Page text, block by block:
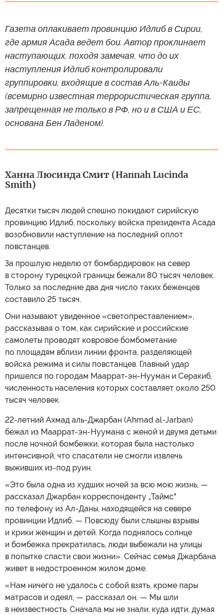
Газета оплакивает провинцию Идлиб в Сирии,
где армия Асада ведет бои. Автор проклинает
наступающих, походя замечая, что до их
наступления Идлиб контролировали
группировки, входящие в состав Аль-Каиды
(всемирно известная террористическая группа,
запрещенная не только в РФ, но и в США и ЕС,
основана Бен Ладеном).
Ханна Люсинда Смит (Hannah Lucinda
Smith)
Десятки тысяч людей спешно покидают сирийскую
провинцию Идлиб, поскольку войска президента Асада
возобновили наступление на последний оплот
повстанцев.
За прошлую неделю от бомбардировок на север
в сторону турецкой границы бежали 80 тысяч человек.
Только за последние два дня число таких беженцев
составило 25 тысяч.
Они называют увиденное «светопреставлением»,
рассказывая о том, как сирийские и российские
самолеты проводят ковровое бомбометание
по площадям вблизи линии фронта, разделяющей
войска режима и силы повстанцев. Главный удар
пришелся по городам Мааррат-эн-Нууман и Серакиб,
численность населения которых составляет около 250
тысяч человек.
22-летний Ахмад аль-Джарбан (Ahmad al-Jarban)
бежал из Мааррат-эн-Нуумана с женой и двумя детьми
после ночной бомбежки, которая была настолько
интенсивной, что спасатели не смогли извлечь
выживших из-под руин.
«Это была одна из худших ночей за всю мою жизнь, —
рассказал Джарбан корреспонденту „Таймс"
по телефону из Ал-Даны, находящейся на севере
провинции Идлиб. — Повсюду были слышны взрывы
и крики женщин и детей. Когда поднялось солнце
и бомбежка прекратилась, люди выбежали на улицы
в попытке спасти свои жизни». Сейчас семья Джарбана
живет в недостроенном жилом доме.
«Нам ничего не удалось с собой взять, кроме пары
матрасов и одеял, — рассказал он. — Мы шли
в неизвестность. Сначала мы не знали, куда идти, думая